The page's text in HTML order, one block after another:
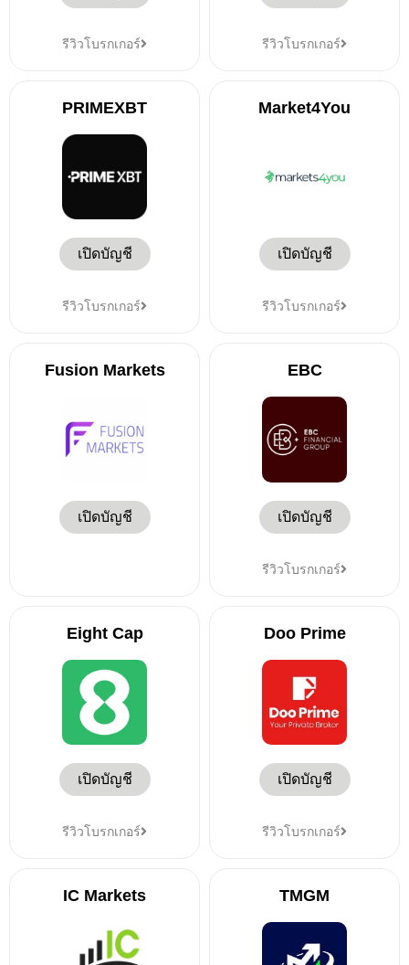
รีวิวโบรกเกอร์ รีวิวโบรกเกอร์
PRIMEXBT
เปิดบัญชี
รีวิวโบรกเกอร์
Market4You
เปิดบัญชี
รีวิวโบรกเกอร์
Fusion Markets
เปิดบัญชี
EBC
เปิดบัญชี
รีวิวโบรกเกอร์
Eight Cap
เปิดบัญชี
รีวิวโบรกเกอร์
Doo Prime
เปิดบัญชี
รีวิวโบรกเกอร์
IC Markets TMGM